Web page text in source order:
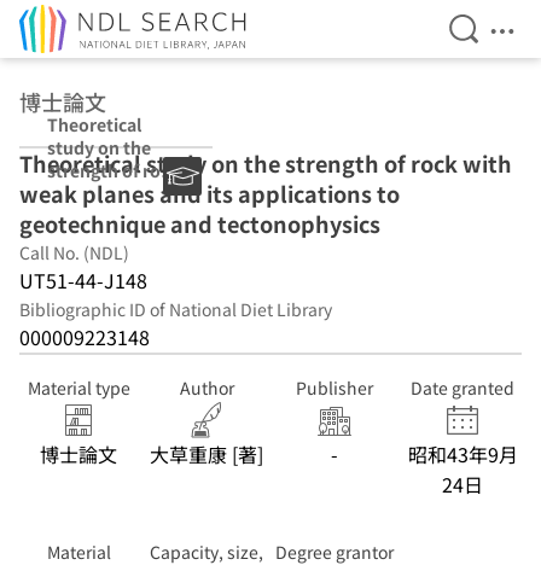
Open
博士論文
Theoretical
study on the
strength of rock
with weak
planes and its
applications to
geotechnique
and
tectonophysics
Theoretical study on the strength of rock with
weak planes and its applications to
geotechnique and tectonophysics
Call No. (NDL)
UT51-44-J148
Bibliographic ID of National Diet Library
000009223148
Material type
博士論文
Author
大草重康 [著]
Publisher
-
Date granted
昭和43年9月
24日
Material
Capacity, size, Degree grantor